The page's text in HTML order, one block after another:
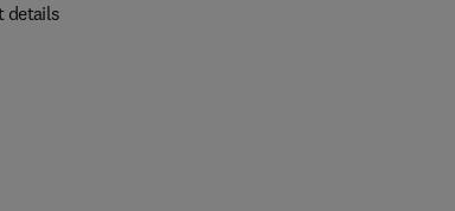
details